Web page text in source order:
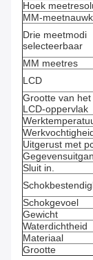
Hoek
MM-
Drie meetmodi
selecteerbaar
MM meetres
LCD
Grootte van
LCD-oppervlak
Uitgerust met
Sluit in.
Schokgevoel
Gewicht
Waterdichtheid
Materiaal
Grootte